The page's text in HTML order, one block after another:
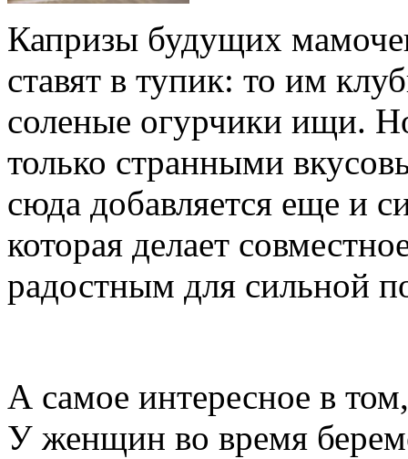
Капризы будущих
ставят в тупик: то им
соленые огурчики ищи.
только странными
сюда добавляется еще и
которая делает
радостным для сильной
А самое интересное в
У женщин во время